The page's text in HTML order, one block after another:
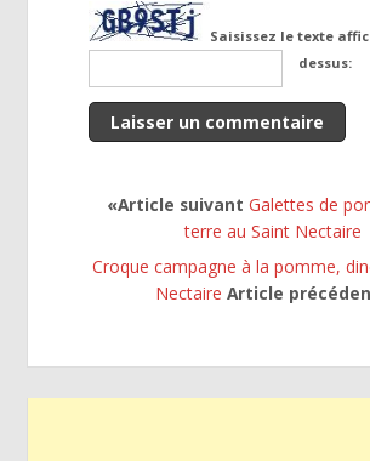
Saisissez le texte
dessus:
«Article suivantGalettes de
terre au Saint Nectaire
Croque campagne à la pomme,
Nectaire Article